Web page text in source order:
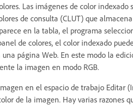
Las imágenes de color
de consulta (CLUT) que
en la tabla, el programa
de colores, el color indexado
página Web. En este modo la
la imagen en modo RGB.
en el espacio de trabajo Editar
de la imagen. Hay varias razones